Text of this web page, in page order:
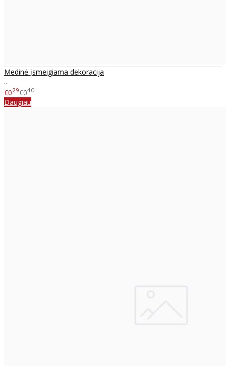
Medinė įsmeigiama dekoracija
..
€029€040
Daugiau